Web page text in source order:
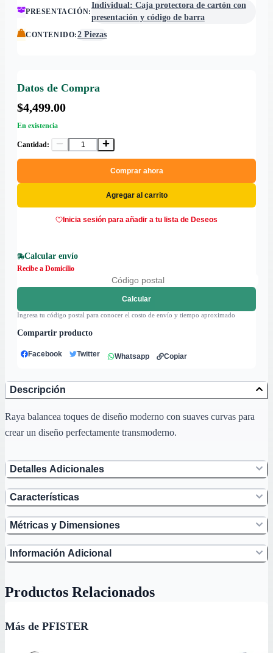
PRESENTACIÓN:
Individual: Caja protectora de cartón con
presentación y código de barra
CONTENIDO:2 Piezas
Datos de Compra
$4,499.00
En existencia
Cantidad:
Comprar ahora
Agregar al carrito
Inicia sesión para añadir a tu lista de Deseos
Calcular envío
Recibe a Domicilio
Calcular
Ingresa tu código postal para conocer el costo de envío y tiempo aproximado
Compartir producto
Facebook Twitter Whatsapp Copiar
Descripción
Raya balancea toques de diseño moderno con suaves curvas para
crear un diseño perfectamente transmoderno.
Detalles Adicionales
Características
Métricas y Dimensiones
Información Adicional
Productos Relacionados
Más de PFISTER